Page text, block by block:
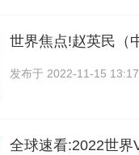
世界焦点!赵英民（
发布于 2022-11-15
全球速看:2022世界